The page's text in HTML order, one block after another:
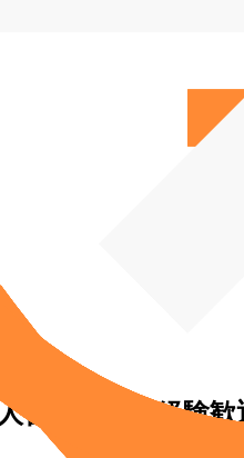
業）◆未経験歓
営業）◆未経験歓